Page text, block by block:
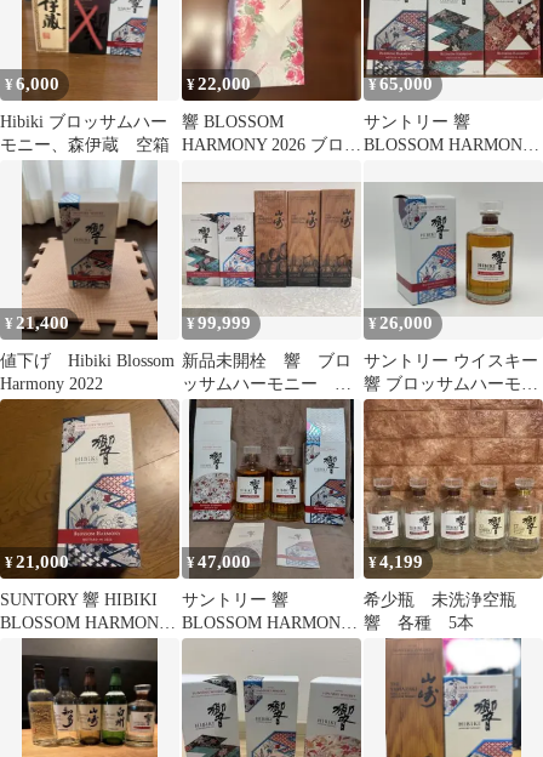
¥6,000
Hibiki ブロッサムハー
モニー、森伊蔵 空箱
¥22,000
響 BLOSSOM
HARMONY 2026 ブロッ
¥65,000
サントリー 響
BLOSSOM HARMONY
¥ 21,400
値下げ Hibiki Blossom
Harmony 2022
¥99,999
新品未開栓 響 ブロ
ッサムハーモニー 山
崎 リミテッドエディ
ション５本セット
¥26,000
サントリー ウイスキー
響 ブロッサムハーモニ
ー 2022
¥21,000
SUNTORY 響 HIBIKI
BLOSSOM HARMONY
¥47,000
サントリー 響
BLOSSOM HARMONY
2021 2022 2本セット
¥4,199
希少瓶 未洗浄空瓶
響 各種 5本